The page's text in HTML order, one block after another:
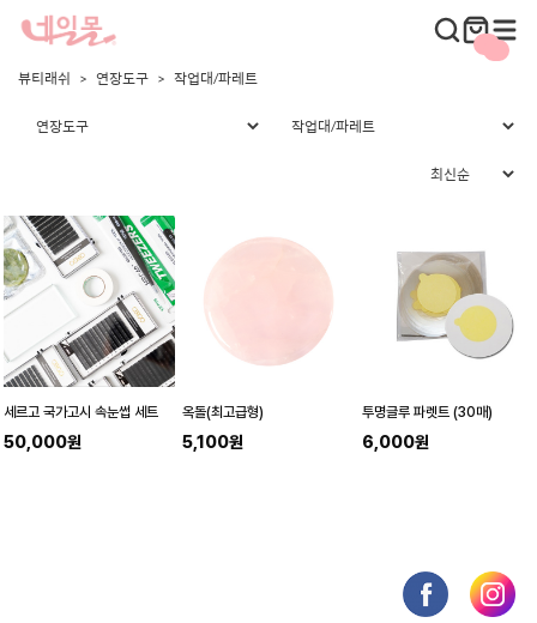
뷰티래쉬 연장도구 작업대/파레트
세르고 국가고시 속눈썹 세트
50,000원
옥돌(최고급형)
5,100원
투명글루 파렛트 (30매)
6,000원